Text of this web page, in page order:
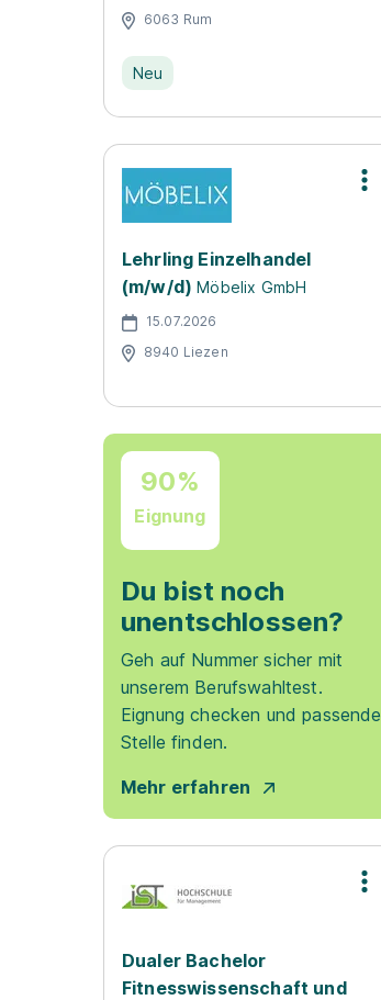
6063 Rum
Neu
Lehrling Einzelhandel
(m/w/d) Möbelix GmbH
15.07.2026
8940 Liezen
90%
Eignung
Du bist noch
unentschlossen?
Geh auf Nummer sicher mit
unserem Berufswahltest.
Eignung checken und passende
Stelle finden.
Mehr erfahren
Dualer Bachelor
Fitnesswissenschaft und